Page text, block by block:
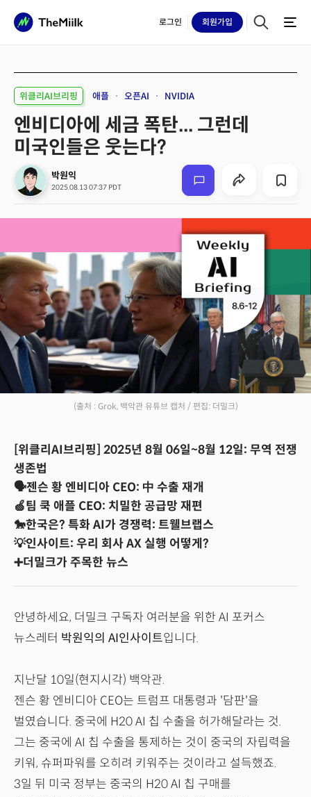
로그인 회원가입
위클리AI브리핑 애플 오픈AI NVIDIA
엔비디아에 세금 폭탄... 그런데
미국인들은 웃는다?
박원익
2025.08.13 07:37 PDT
(출처 : Grok, 백악관 유튜브 캡처 / 편집: 더밀크)
[위클리AI브리핑] 2025년 8월 06일~8월 12일: 무역 전쟁
생존법
🗣️젠슨 황 엔비디아 CEO: 中 수출 재개
🍏팀 쿡 애플 CEO: 치밀한 공급망 재편
🐎한국은? 특화 AI가 경쟁력: 트웰브랩스
💡인사이트: 우리 회사 AX 실행 어떻게?
➕더밀크가 주목한 뉴스
안녕하세요, 더밀크 구독자 여러분을 위한 AI 포커스
뉴스레터 박원익의 AI인사이트입니다.
지난달 10일(현지시각) 백악관.
젠슨 황 엔비디아 CEO는 트럼프 대통령과 '담판'을
벌였습니다. 중국에 H20 AI 칩 수출을 허가해달라는 것.
그는 중국에 AI 칩 수출을 통제하는 것이 중국의 자립력을
키워, 슈퍼파워를 오히려 키워주는 것이라고 설득했죠.
3일 뒤 미국 정부는 중국의 H20 AI 칩 구매를